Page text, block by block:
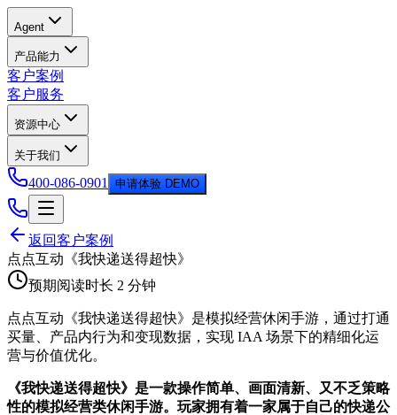
Agent
产品能力
客户案例
客户服务
资源中心
关于我们
400-086-0901 申请体验 DEMO
返回客户案例
点点互动《我快递送得超快》
预期阅读时长 2 分钟
点点互动《我快递送得超快》是模拟经营休闲手游，通过打通
买量、产品内行为和变现数据，实现 IAA 场景下的精细化运
营与价值优化。
《我快递送得超快》是一款操作简单、画面清新、又不乏策略
性的模拟经营类休闲手游。玩家拥有着一家属于自己的快递公